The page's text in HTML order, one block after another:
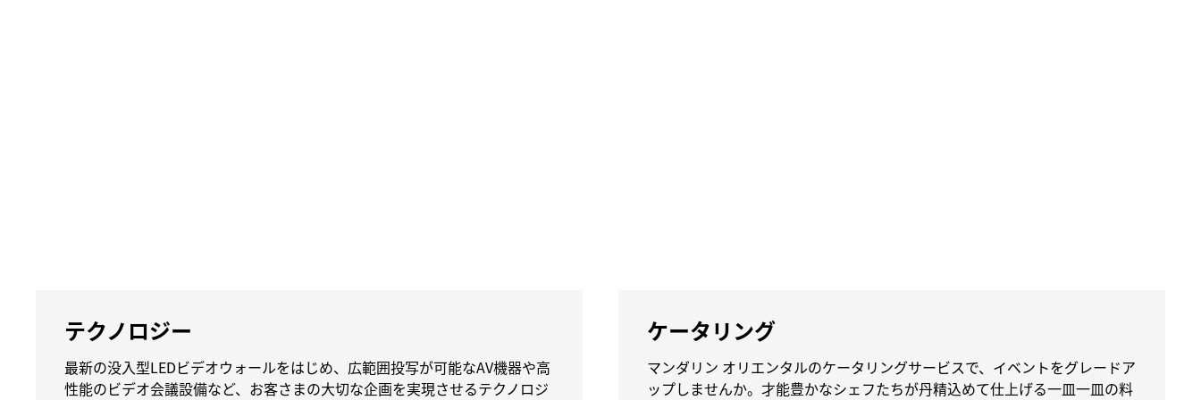
テクノロジー
最新の没入型LEDビデオウォールをはじめ、広範囲投写が可能なAV機器や高
性能のビデオ会議設備など、お客さまの大切な企画を実現させるテクノロジ
ケータリング
マンダリン オリエンタルのケータリングサービスで、イベントをグレードア
ップしませんか。才能豊かなシェフたちが丹精込めて仕上げる一皿一皿の料